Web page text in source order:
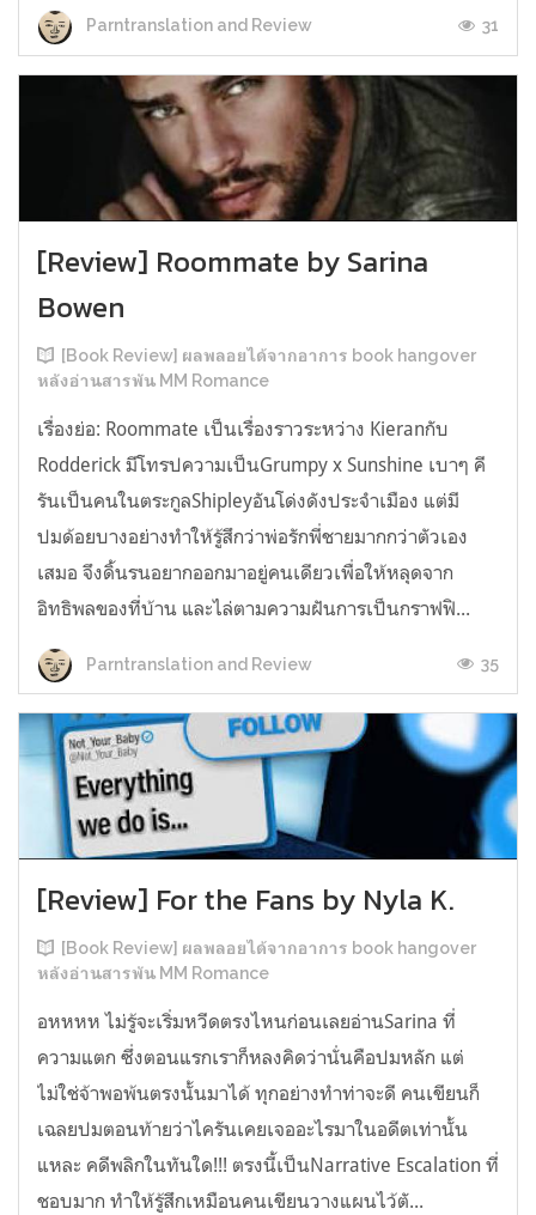
Parntranslation and Review 31
[Review] Roommate by Sarina
Bowen
[Book Review] ผลพลอยได้จากอาการ book hangover
หลังอ่านสารพัน MM Romance
เรื่องย่อ: Roommate เป็นเรื่องราวระหว่าง Kieranกับ
Rodderick มีโทรปความเป็นGrumpy x Sunshine เบาๆ คี
รันเป็นคนในตระกูลShipleyอันโด่งดังประจำเมือง แต่มี
ปมด้อยบางอย่างทำให้รู้สึกว่าพ่อรักพี่ชายมากกว่าตัวเอง
เสมอ จึงดิ้นรนอยากออกมาอยู่คนเดียวเพื่อให้หลุดจาก
อิทธิพลของที่บ้าน และไล่ตามความฝันการเป็นกราฟฟิ...
Parntranslation and Review 35
[Review] For the Fans by Nyla K.
[Book Review] ผลพลอยได้จากอาการ book hangover
หลังอ่านสารพัน MM Romance
อหหหห ไม่รู้จะเริ่มหวีดตรงไหนก่อนเลยอ่านSarina ที่
ความแตก ซึ่งตอนแรกเราก็หลงคิดว่านั่นคือปมหลัก แต่
ไม่ใช่จ้าพอพ้นตรงนั้นมาได้ ทุกอย่างทำท่าจะดี คนเขียนก็
เฉลยปมตอนท้ายว่าไครันเคยเจออะไรมาในอดีตเท่านั้น
แหละ คดีพลิกในทันใด!!! ตรงนี้เป็นNarrative Escalation ที่
ชอบมาก ทำให้รู้สึกเหมือนคนเขียนวางแผนไว้ตั...